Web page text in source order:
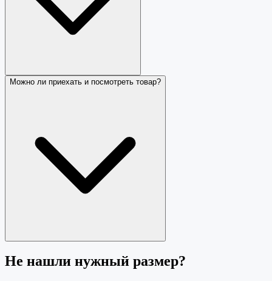
Можно ли приехать и посмотреть товар?
Не нашли нужный размер?